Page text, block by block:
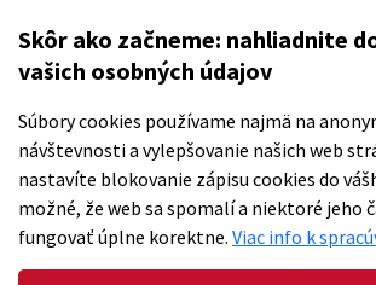
Skôr ako začneme: nahliadnite
vašich osobných údajov
Súbory cookies používame najmä na
návštevnosti a vylepšovanie našich web
nastavíte blokovanie zápisu cookies do
možné, že web sa spomalí a niektoré jeho
fungovať úplne korektne. Viac info k